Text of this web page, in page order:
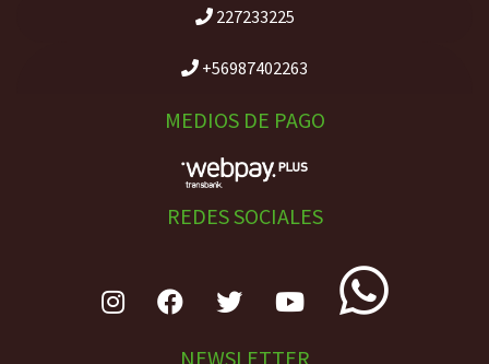
227233225
+56987402263
MEDIOS DE PAGO
REDES SOCIALES
NEWSLETTER